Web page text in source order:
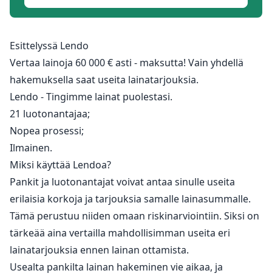
Esittelyssä Lendo
Vertaa lainoja 60 000 € asti - maksutta! Vain yhdellä
hakemuksella saat useita lainatarjouksia.
Lendo - Tingimme lainat puolestasi.
21 luotonantajaa;
Nopea prosessi;
Ilmainen.
Miksi käyttää Lendoa?
Pankit ja luotonantajat voivat antaa sinulle useita
erilaisia korkoja ja tarjouksia samalle lainasummalle.
Tämä perustuu niiden omaan riskinarviointiin. Siksi on
tärkeää aina vertailla mahdollisimman useita eri
lainatarjouksia ennen lainan ottamista.
Usealta pankilta lainan hakeminen vie aikaa, ja